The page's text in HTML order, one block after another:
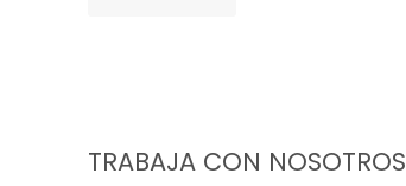
TRABAJA CON NOSOTROS